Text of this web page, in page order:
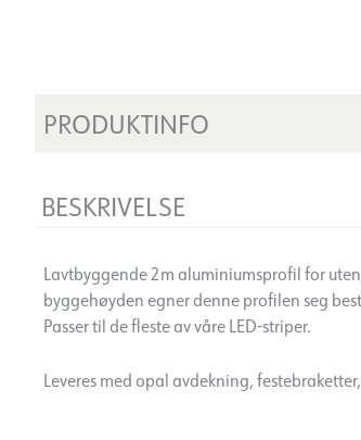
PRODUKTINFO
BESKRIVELSE
Lavtbyggende 2m aluminiumsprofil for
byggehøyden egner denne profilen seg
Passer til de fleste av våre LED-striper.
Leveres med opal avdekning,